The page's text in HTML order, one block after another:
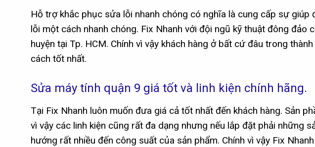
Hỗ trợ khắc phục sửa lỗi nhanh chóng có nghĩa là cung cấp sự giúp
lỗi một cách nhanh chóng. Fix Nhanh với đội ngũ kỹ thuật đông đảo
huyện tại Tp. HCM. Chính vì vậy khách hàng ở bất cứ đâu trong
cách tốt nhất.
Sửa máy tính quận 9 giá tốt và linh kiện chính hãng.
Tại Fix Nhanh luôn muốn đưa giá cả tốt nhất đến khách hàng. Sản
vì vậy các linh kiện cũng rất đa dạng nhưng nếu lắp đặt phải những
hướng rất nhiều đến công suất của sản phẩm. Chính vì vậy Fix